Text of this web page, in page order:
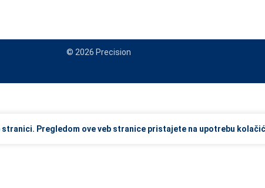
© 2026 Precision
Pregledom ove veb stranice pristajete na upotrebu